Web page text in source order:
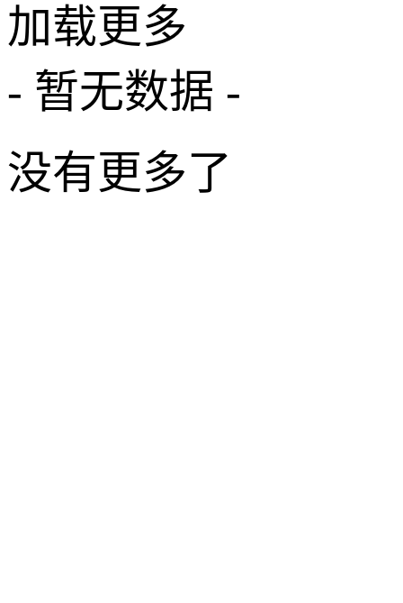
加载更多
- 暂无数据 -
没有更多了